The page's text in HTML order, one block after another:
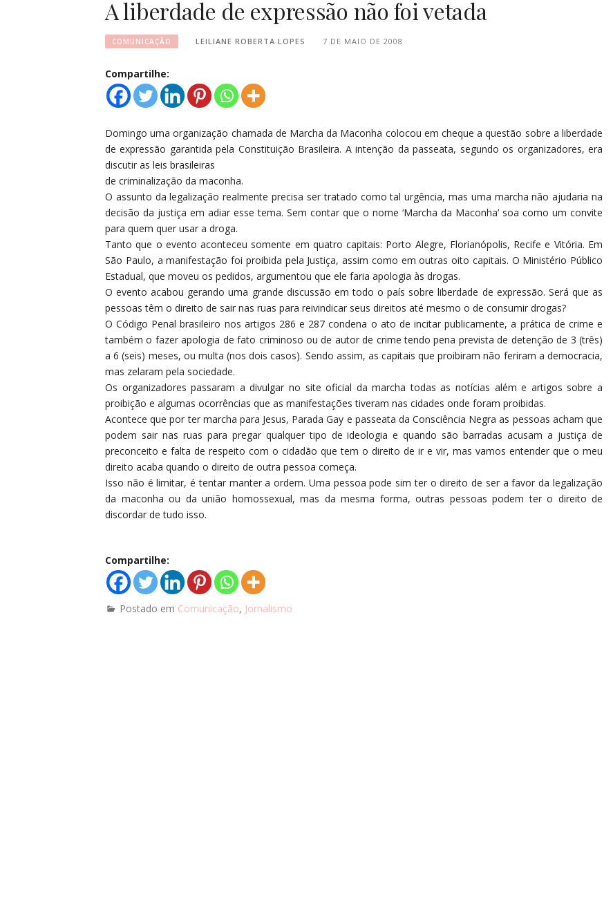
A liberdade de expressão não foi vetada
COMUNICAÇÃO LEILIANE ROBERTA LOPES 7 DE MAIO DE 2008
Compartilhe:
Domingo uma organização chamada de Marcha da Maconha colocou em cheque a questão sobre a liberdade
de expressão garantida pela Constituição Brasileira. A intenção da passeata, segundo os organizadores, era
discutir as leis brasileiras
de criminalização da maconha.
O assunto da legalização realmente precisa ser tratado como tal urgência, mas uma marcha não ajudaria na
decisão da justiça em adiar esse tema. Sem contar que o nome ‘Marcha da Maconha’ soa como um convite
para quem quer usar a droga.
Tanto que o evento aconteceu somente em quatro capitais: Porto Alegre, Florianópolis, Recife e Vitória. Em
São Paulo, a manifestação foi proibida pela Justiça, assim como em outras oito capitais. O Ministério Público
Estadual, que moveu os pedidos, argumentou que ele faria apologia às drogas.
O evento acabou gerando uma grande discussão em todo o país sobre liberdade de expressão. Será que as
pessoas têm o direito de sair nas ruas para reivindicar seus direitos até mesmo o de consumir drogas?
O Código Penal brasileiro nos artigos 286 e 287 condena o ato de incitar publicamente, a prática de crime e
também o fazer apologia de fato criminoso ou de autor de crime tendo pena prevista de detenção de 3 (três)
a 6 (seis) meses, ou multa (nos dois casos). Sendo assim, as capitais que proibiram não feriram a democracia,
mas zelaram pela sociedade.
Os organizadores passaram a divulgar no site oficial da marcha todas as notícias além e artigos sobre a
proibição e algumas ocorrências que as manifestações tiveram nas cidades onde foram proibidas.
Acontece que por ter marcha para Jesus, Parada Gay e passeata da Consciência Negra as pessoas acham que
podem sair nas ruas para pregar qualquer tipo de ideologia e quando são barradas acusam a justiça de
preconceito e falta de respeito com o cidadão que tem o direito de ir e vir, mas vamos entender que o meu
direito acaba quando o direito de outra pessoa começa.
Isso não é limitar, é tentar manter a ordem. Uma pessoa pode sim ter o direito de ser a favor da legalização
da maconha ou da união homossexual, mas da mesma forma, outras pessoas podem ter o direito de
discordar de tudo isso.
Compartilhe:
Postado em Comunicação, Jornalismo